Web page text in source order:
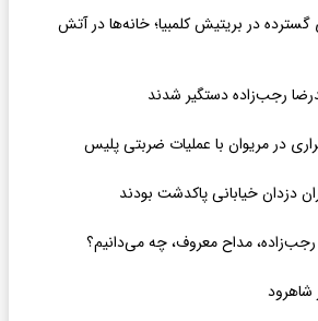
در بریتیش کلمبیا؛ خانه‌ها در آتش
در مریوان با عملیات ضربتی پلیس
دزدان خیابانی پاکدشت بودند
رجب‌زاده، مداح معروف، چه می‌دانیم؟